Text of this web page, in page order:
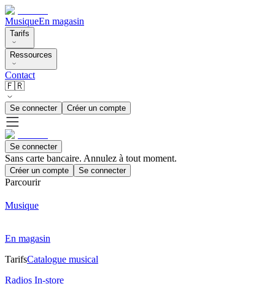
MusiqueEn magasin
Tarifs
Ressources
Contact
🇫🇷
Se connecter Créer un compte
Se connecter
Sans carte bancaire. Annulez à tout moment.
Créer un compte Se connecter
Parcourir
Musique
En magasin
TarifsCatalogue musical
Radios In-store